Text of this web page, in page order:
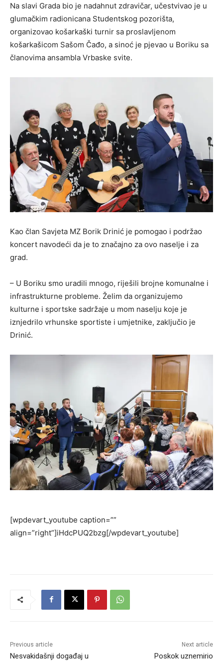
Na slavi Grada bio je nadahnut zdravičar, učestvivao je u
glumačkim radionicana Studentskog pozorišta,
organizovao košarkaški turnir sa proslavljenom
košarkašicom Sašom Čađo, a sinoć je pjevao u Boriku sa
članovima ansambla Vrbaske svite.
Kao član Savjeta MZ Borik Drinić je pomogao i podržao
koncert navodeći da je to značajno za ovo naselje i za
grad.
– U Boriku smo uradili mnogo, riješili brojne komunalne i
infrastrukturne probleme. Želim da organizujemo
kulturne i sportske sadržaje u mom naselju koje je
iznjedrilo vrhunske sportiste i umjetnike, zaključio je
Drinić.
[wpdevart_youtube caption=””
align=”right”]iHdcPUQ2bzg[/wpdevart_youtube]
Previous article
Nesvakidašnji događaj u
Next article
Poskok uznemirio